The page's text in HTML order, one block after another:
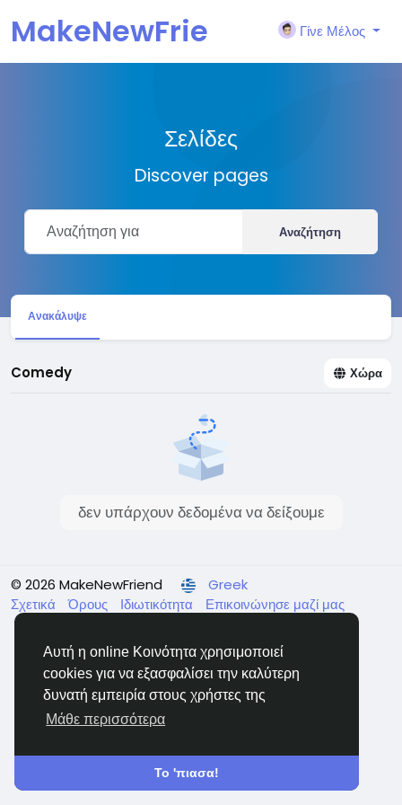
Αυτή η online Κοινότητα χρησιμοποιεί
cookies για να εξασφαλίσει την καλύτερη
δυνατή εμπειρία στους χρήστες της
Μάθε περισσότερα
Το 'πιασα!
MakeNewFrie
Γίνε Μέλος
Σελίδες
Discover pages
Αναζήτηση
Ανακάλυψε
Comedy Χώρα
δεν υπάρχουν δεδομένα να δείξουμε
© 2026 MakeNewFriend
Greek
Σχετικά
Όρους Ιδιωτικότητα
Επικοινώνησε μαζί μας